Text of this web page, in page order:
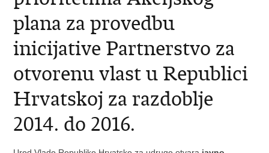
plana za provedbu
inicijative Partnerstvo za
otvorenu vlast u Republici
Hrvatskoj za razdoblje
2014. do 2016.